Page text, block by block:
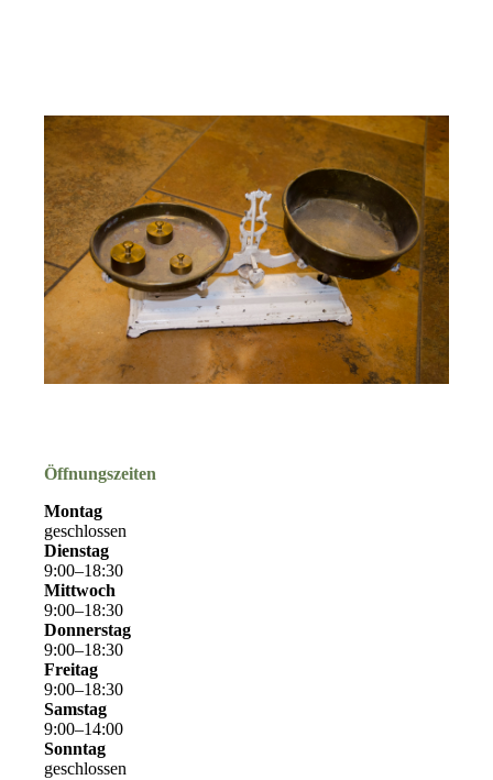
Öffnungszeiten
Montag
geschlossen
Dienstag
9:00–18:30
Mittwoch
9:00–18:30
Donnerstag
9:00–18:30
Freitag
9:00–18:30
Samstag
9:00–14:00
Sonntag
geschlossen